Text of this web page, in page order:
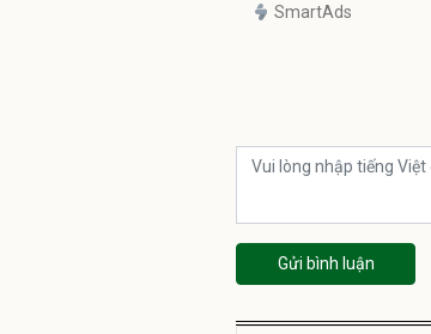
SmartAds
Gửi bình luận